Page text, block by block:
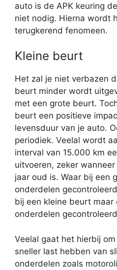
auto is de APK keuring
niet nodig. Hierna wordt
terugkerend fenomeen.
Kleine beurt
Het zal je niet verbazen
beurt minder wordt
met een grote beurt.
beurt een positieve
levensduur van je auto.
periodiek. Veelal wordt
interval van 15.000 km
uitvoeren, zeker
jaar oud is. Waar bij een
onderdelen
bij een kleine beurt maar
onderdelen
Veelal gaat het hierbij
sneller last hebben van
onderdelen zoals